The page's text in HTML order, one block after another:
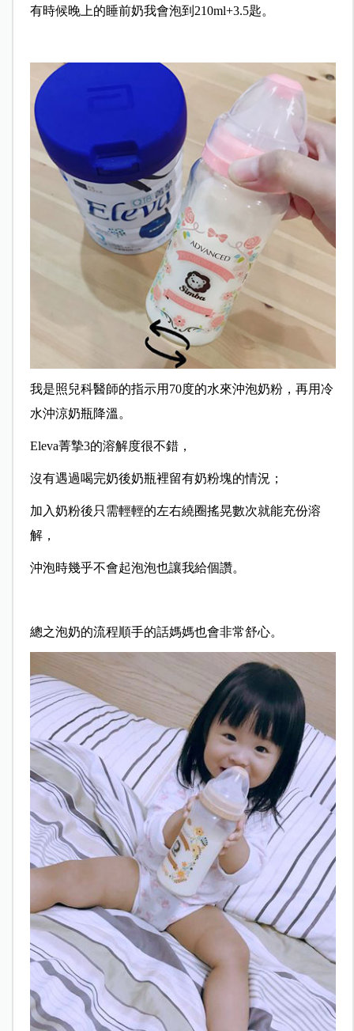
有時候晚上的睡前奶我會泡到210ml+3.5匙。
我是照兒科醫師的指示用70度的水來沖泡奶粉，再用冷
水沖涼奶瓶降溫。
Eleva菁摯3的溶解度很不錯，
沒有遇過喝完奶後奶瓶裡留有奶粉塊的情況；
加入奶粉後只需輕輕的左右繞圈搖晃數次就能充份溶
解，
沖泡時幾乎不會起泡泡也讓我給個讚。
總之泡奶的流程順手的話媽媽也會非常舒心。